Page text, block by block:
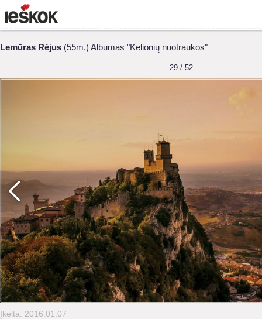
Lemūras Rėjus (55m.) Albumas "Kelionių nuotraukos"
29 / 52
Įkelta: 2016.01.07